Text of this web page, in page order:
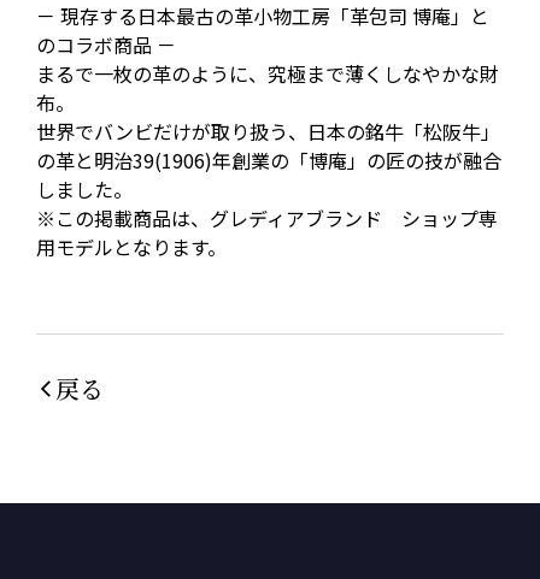
－ 現存する日本最古の革小物工房「革包司 博庵」と
のコラボ商品 －
まるで一枚の革のように、究極まで薄くしなやかな財
布。
世界でバンビだけが取り扱う、日本の銘牛「松阪牛」
の革と明治39(1906)年創業の「博庵」の匠の技が融合
しました。
※この掲載商品は、グレディアブランド ショップ専
用モデルとなります。
戻る